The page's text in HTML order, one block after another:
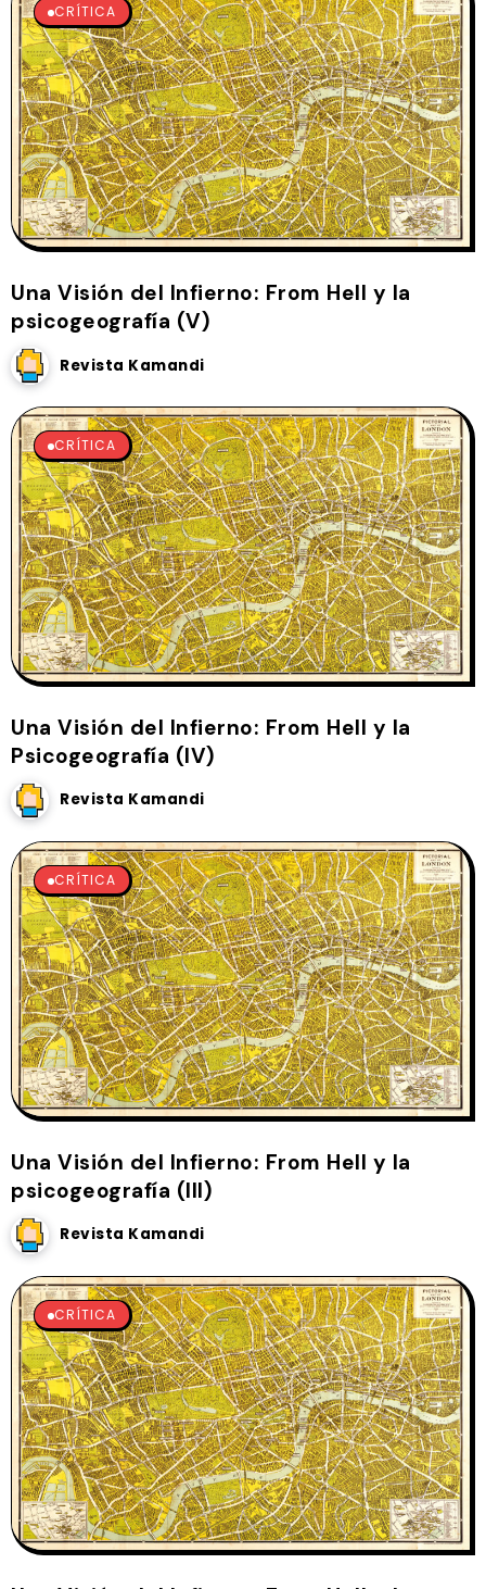
CRÍTICA
Una Visión del Infierno: From Hell y la
psicogeografía (V)
Revista Kamandi
CRÍTICA
Una Visión del Infierno: From Hell y la
Psicogeografía (IV)
Revista Kamandi
CRÍTICA
Una Visión del Infierno: From Hell y la
psicogeografía (III)
Revista Kamandi
CRÍTICA